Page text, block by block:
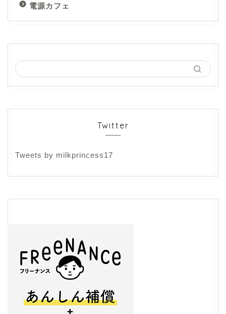
電源カフェ
Twitter
Tweets by milkprincess17